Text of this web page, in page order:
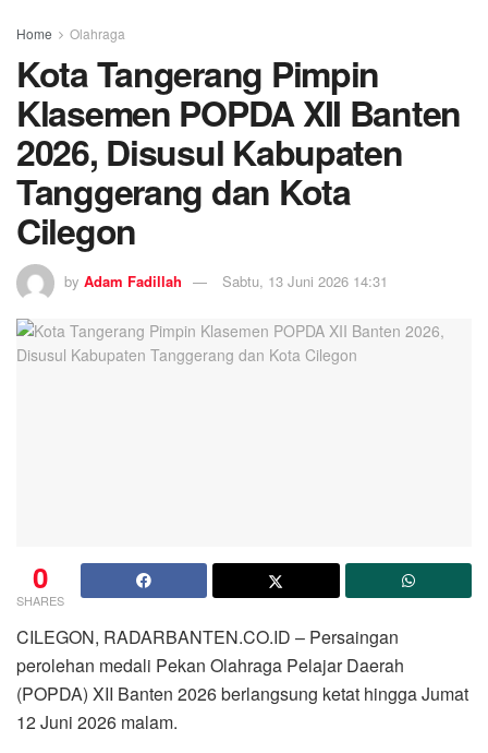
Home Olahraga
Kota Tangerang Pimpin
Klasemen POPDA XII Banten
2026, Disusul Kabupaten
Tanggerang dan Kota
Cilegon
by Adam Fadillah Sabtu, 13 Juni 2026 14:31
0
SHARES
CILEGON, RADARBANTEN.CO.ID – Persaingan
perolehan medali Pekan Olahraga Pelajar Daerah
(POPDA) XII Banten 2026 berlangsung ketat hingga Jumat
12 Juni 2026 malam.